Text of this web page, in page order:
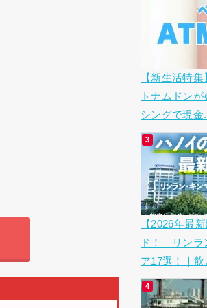
【新生活特
トナムドン
シングで現金
【2026年最
ド！｜リン
ア17選！｜飲